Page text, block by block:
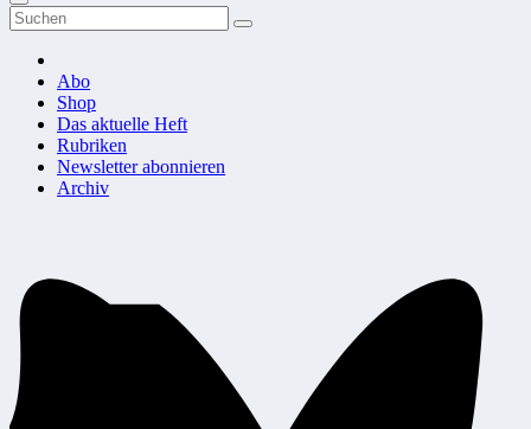
Abo
Shop
Das aktuelle Heft
Rubriken
Newsletter abonnieren
Archiv